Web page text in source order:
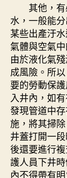
其他，有
水，一般能
某些出產汙
氣體與空氣
由於液化氣
成風險。所
要的勞動保
入井內，如
發現管道中
施，將其掃
井蓋打開一
後還要進行
護人員下井
內不得帶有